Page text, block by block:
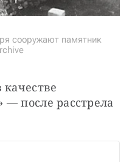
сооружают памятник
— после расстрела